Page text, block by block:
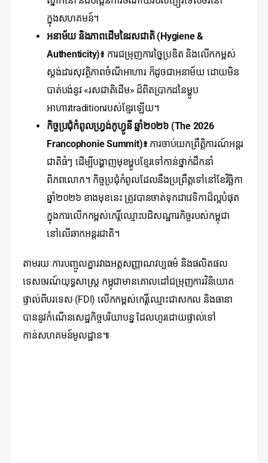
ក្នុងសហគមន៍។
អនាម័យ និងភាពដើមនៃរសជាតិ (Hygiene &
Authenticity)៖ការជម្រុញការច្នៃប្រឌិត និងលើកកម្ពស់
ស្តង់ដារសុវត្ថិភាពចំណីអាហារ ក៏ដូចជាអនាម័យ ដោយមិន
បាត់បង់នូវ «រសជាតិដើម» ដ៏ពិតប្រាកដនៃម្ហូប
អាហារtraditionរបស់ខ្មែរឡើយ។
កិច្ចប្រជុំកំពូលហ្វ្រង់កូហ្វូនី ឆ្នាំ២០២៦ (The 2026
Francophonie Summit)៖ការចាប់យកព្រឹត្តិការណ៍អន្តរ
ជាតិធំៗ ដើម្បីបង្ហាញមុខម្ហូបខ្មែរទៅកាន់ថ្នាក់ដឹកនាំ
ពិភពលោក។ កិច្ចប្រជុំកំពូលដែលនឹងប្រព្រឹត្តទៅនៅខែវិច្ឆិកា
ឆ្នាំ២០២៦ ខាងមុខនេះ ត្រូវបានចាត់ទុកជាវេទិកាដ៏ល្អបំផុត
ក្នុងការលើកកម្ពស់កេរ្តិ៍ឈ្មោះបដិសណ្ឋារកិច្ចរបស់កម្ពុជា
នៅលើឆាកអន្តរជាតិ។
តាមរយៈការបញ្ចូលគ្នារវាងអត្តសញ្ញាណវប្បធម៌ និងផលិតផល
ទេសចរណ៍យុទ្ធសាស្ត្រ កម្ពុជាមានគោលដៅជម្រុញការវិនិយោគ
ផ្ទាល់ពីបរទេស (FDI) លើកកម្ពស់កេរ្តិ៍ឈ្មោះជាសកល និងធានា
បាននូវកំណើនសេដ្ឋកិច្ចបរិយាបន្ន ដែលហូរដោយផ្ទាល់ទៅ
កាន់សហគមន៍មូលដ្ឋាន៕